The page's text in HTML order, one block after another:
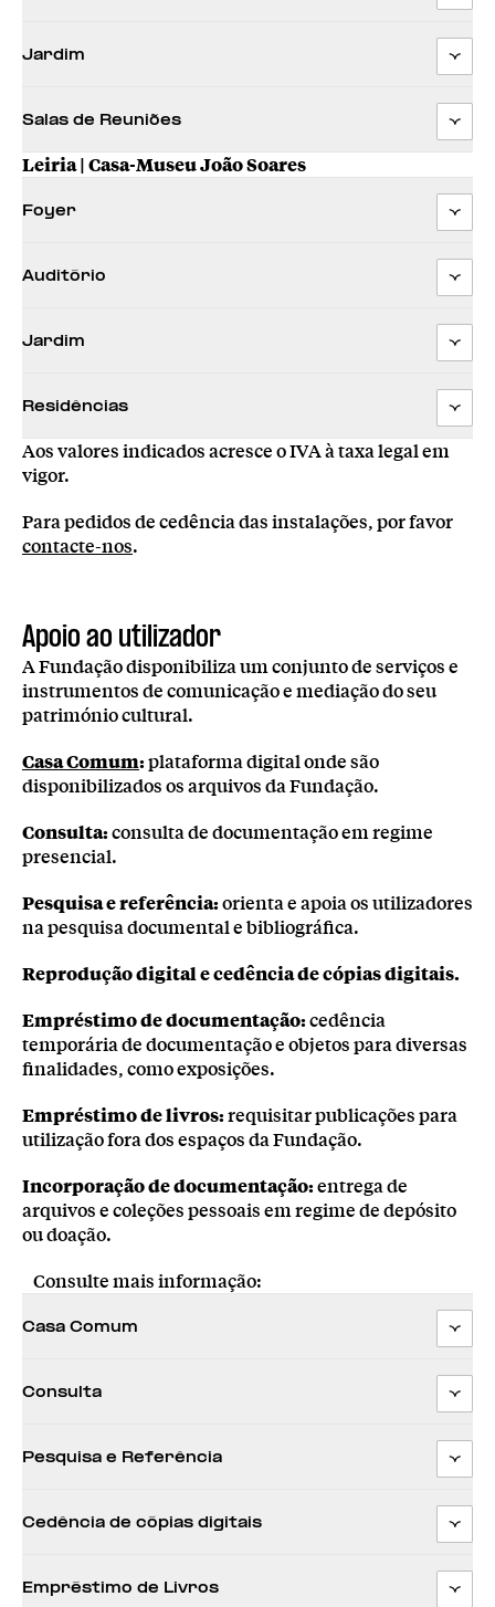
Jardim
Salas de Reuniões
Leiria | Casa-Museu João Soares
Foyer
Auditório
Jardim
Residências
Aos valores indicados acresce o IVA à taxa legal em
vigor.
Para pedidos de cedência das instalações, por favor
contacte-nos.
Apoio ao utilizador
A Fundação disponibiliza um conjunto de serviços e
instrumentos de comunicação e mediação do seu
património cultural.
Casa Comum:plataforma digital onde são
disponibilizados os arquivos da Fundação.
Consulta:consulta de documentação em regime
presencial.
Pesquisa e referência:orienta e apoia os utilizadores
na pesquisa documental e bibliográfica.
Reprodução digital e cedência de cópias digitais.
Empréstimo de documentação:cedência
temporária de documentação e objetos para diversas
finalidades, como exposições.
Empréstimo de livros:requisitar publicações para
utilização fora dos espaços da Fundação.
Incorporação de documentação:entrega de
arquivos e coleções pessoais em regime de depósito
ou doação.
Consulte mais informação:
Casa Comum
Consulta
Pesquisa e Referência
Cedência de cópias digitais
Empréstimo de Livros